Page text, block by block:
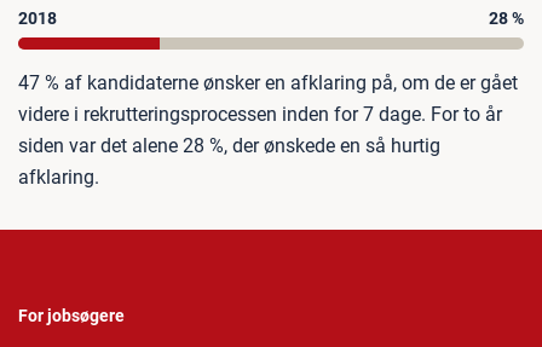
2018 28 %
47 % af kandidaterne ønsker en afklaring på, om de er gået
videre i rekrutteringsprocessen inden for 7 dage. For to år
siden var det alene 28 %, der ønskede en så hurtig
afklaring.
For jobsøgere